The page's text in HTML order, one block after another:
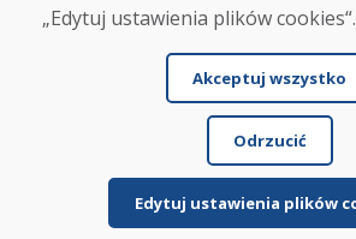
© DOMIVOSPORT 2026, wszystkie
„Edytuj ustawienia plików cookies“.
Akceptuj wszystko
Odrzucić
Edytuj ustawienia plików